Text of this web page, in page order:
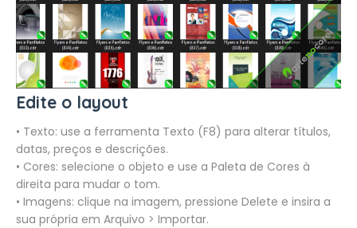
Edite o layout
• Texto: use a ferramenta Texto (F8) para alterar títulos,
datas, preços e descrições.
• Cores: selecione o objeto e use a Paleta de Cores à
direita para mudar o tom.
• Imagens: clique na imagem, pressione Delete e insira a
sua própria em Arquivo > Importar.